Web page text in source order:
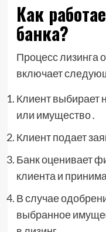
Как
банка?
Процесс лизинга
включает
Клиент выбирает
или имущество․
Клиент подает
Банк оценивает
клиента и
В случае
выбранное